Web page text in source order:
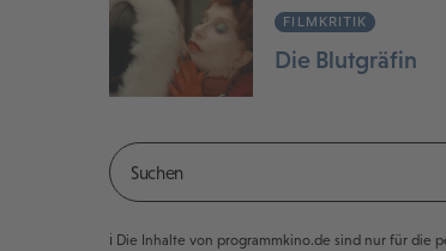
FILMKRITIK
Die Blutgräfin
ℹ️ Die Inhalte von programmkino.de sind nur für die